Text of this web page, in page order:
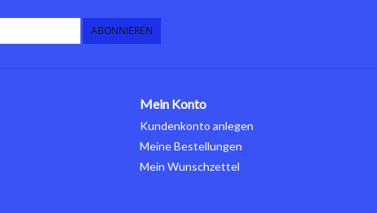
ABONNIEREN
Mein Konto
Kundenkonto anlegen
Meine Bestellungen
Mein Wunschzettel